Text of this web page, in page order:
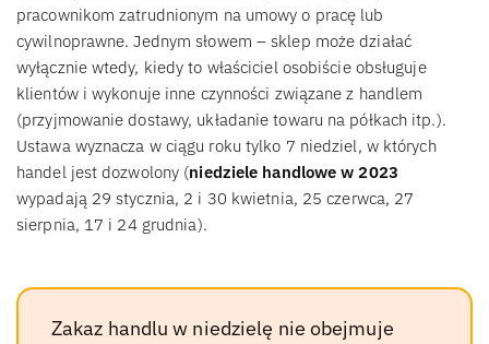
pracownikom zatrudnionym na umowy o pracę lub
cywilnoprawne. Jednym słowem – sklep może działać
wyłącznie wtedy, kiedy to właściciel osobiście obsługuje
klientów i wykonuje inne czynności związane z handlem
(przyjmowanie dostawy, układanie towaru na półkach itp.).
Ustawa wyznacza w ciągu roku tylko 7 niedziel, w których
handel jest dozwolony (niedziele handlowe w 2023
wypadają 29 stycznia, 2 i 30 kwietnia, 25 czerwca, 27
sierpnia, 17 i 24 grudnia).
Zakaz handlu w niedzielę nie obejmuje